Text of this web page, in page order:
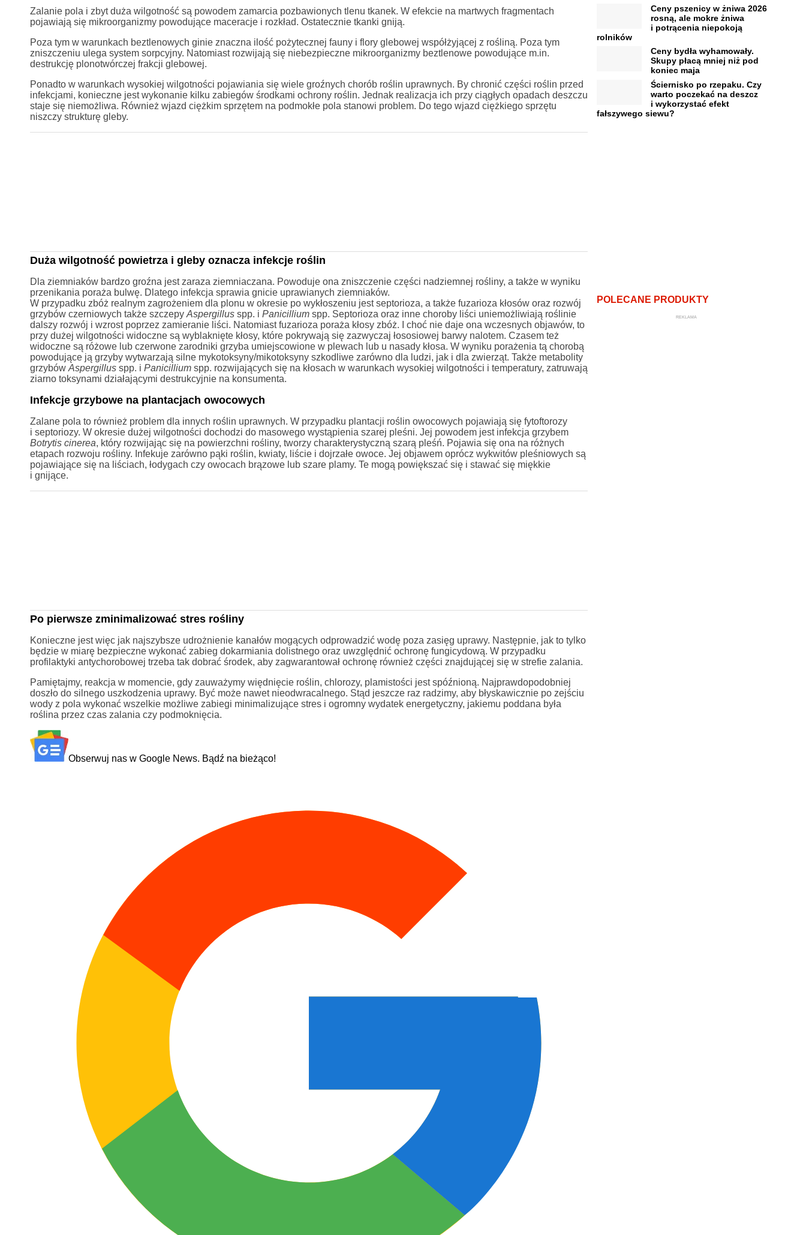
Zalanie pola i zbyt duża wilgotność są powodem zamarcia pozbawionych tlenu tkanek. W efekcie na martwych fragmentach
pojawiają się mikroorganizmy powodujące maceracje i rozkład. Ostatecznie tkanki gniją.
Poza tym w warunkach beztlenowych ginie znaczna ilość pożytecznej fauny i flory glebowej współżyjącej z rośliną. Poza tym
zniszczeniu ulega system sorpcyjny. Natomiast rozwijają się niebezpieczne mikroorganizmy beztlenowe powodujące m.in.
destrukcję plonotwórczej frakcji glebowej.
Ponadto w warunkach wysokiej wilgotności pojawiania się wiele groźnych chorób roślin uprawnych. By chronić części roślin przed
infekcjami, konieczne jest wykonanie kilku zabiegów środkami ochrony roślin. Jednak realizacja ich przy ciągłych opadach deszczu
staje się niemożliwa. Również wjazd ciężkim sprzętem na podmokłe pola stanowi problem. Do tego wjazd ciężkiego sprzętu
niszczy strukturę gleby.
Duża wilgotność powietrza i gleby oznacza infekcje roślin
Dla ziemniaków bardzo groźna jest zaraza ziemniaczana. Powoduje ona zniszczenie części nadziemnej rośliny, a także w wyniku
przenikania poraża bulwę. Dlatego infekcja sprawia gnicie uprawianych ziemniaków.
W przypadku zbóż realnym zagrożeniem dla plonu w okresie po wykłoszeniu jest septorioza, a także fuzarioza kłosów oraz rozwój
grzybów czerniowych także szczepy Aspergillusspp. i Panicilliumspp. Septorioza oraz inne choroby liści uniemożliwiają roślinie
dalszy rozwój i wzrost poprzez zamieranie liści. Natomiast fuzarioza poraża kłosy zbóż. I choć nie daje ona wczesnych objawów, to
przy dużej wilgotności widoczne są wyblaknięte kłosy, które pokrywają się zazwyczaj łososiowej barwy nalotem. Czasem też
widoczne są różowe lub czerwone zarodniki grzyba umiejscowione w plewach lub u nasady kłosa. W wyniku porażenia tą chorobą
powodujące ją grzyby wytwarzają silne mykotoksyny/mikotoksyny szkodliwe zarówno dla ludzi, jak i dla zwierząt. Także metabolity
grzybów Aspergillusspp. i Panicilliumspp. rozwijających się na kłosach w warunkach wysokiej wilgotności i temperatury, zatruwają
ziarno toksynami działającymi destrukcyjnie na konsumenta.
Infekcje grzybowe na plantacjach owocowych
Zalane pola to również problem dla innych roślin uprawnych. W przypadku plantacji roślin owocowych pojawiają się fytoftorozy
i septoriozy. W okresie dużej wilgotności dochodzi do masowego wystąpienia szarej pleśni. Jej powodem jest infekcja grzybem
Botrytis cinerea, który rozwijając się na powierzchni rośliny, tworzy charakterystyczną szarą pleśń. Pojawia się ona na różnych
etapach rozwoju rośliny. Infekuje zarówno pąki roślin, kwiaty, liście i dojrzałe owoce. Jej objawem oprócz wykwitów pleśniowych są
pojawiające się na liściach, łodygach czy owocach brązowe lub szare plamy. Te mogą powiększać się i stawać się miękkie
i gnijące.
Po pierwsze zminimalizować stres rośliny
Konieczne jest więc jak najszybsze udrożnienie kanałów mogących odprowadzić wodę poza zasięg uprawy. Następnie, jak to tylko
będzie w miarę bezpieczne wykonać zabieg dokarmiania dolistnego oraz uwzględnić ochronę fungicydową. W przypadku
profilaktyki antychorobowej trzeba tak dobrać środek, aby zagwarantował ochronę również części znajdującej się w strefie zalania.
Pamiętajmy, reakcja w momencie, gdy zauważymy więdnięcie roślin, chlorozy, plamistości jest spóźnioną. Najprawdopodobniej
doszło do silnego uszkodzenia uprawy. Być może nawet nieodwracalnego. Stąd jeszcze raz radzimy, aby błyskawicznie po zejściu
wody z pola wykonać wszelkie możliwe zabiegi minimalizujące stres i ogromny wydatek energetyczny, jakiemu poddana była
roślina przez czas zalania czy podmoknięcia.
Obserwuj nas w Google News. Bądź na bieżąco!
Ceny pszenicy w żniwa 2026
rosną, ale mokre żniwa
i potrącenia niepokoją
rolników
Ceny bydła wyhamowały.
Skupy płacą mniej niż pod
koniec maja
Ściernisko po rzepaku. Czy
warto poczekać na deszcz
i wykorzystać efekt
fałszywego siewu?
POLECANE PRODUKTY
REKLAMA